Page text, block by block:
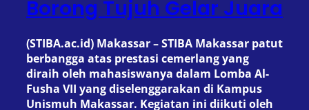
Borong Tujuh Gelar Juara
(STIBA.ac.id) Makassar – STIBA Makassar patut
berbangga atas prestasi cemerlang yang
diraih oleh mahasiswanya dalam Lomba Al-
Fusha VII yang diselenggarakan di Kampus
Unismuh Makassar. Kegiatan ini diikuti oleh